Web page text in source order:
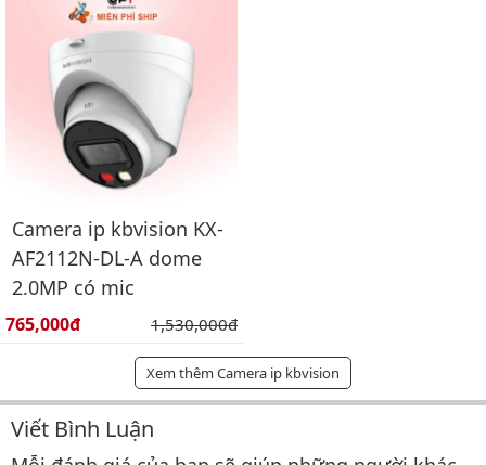
Camera ip kbvision KX-
AF2112N-DL-A dome
2.0MP có mic
Giá bán:
765,000đ Giá gốc:
1,530,000đ
Xem thêm Camera ip kbvision
Bình luận & Đánh giá
Viết Bình Luận